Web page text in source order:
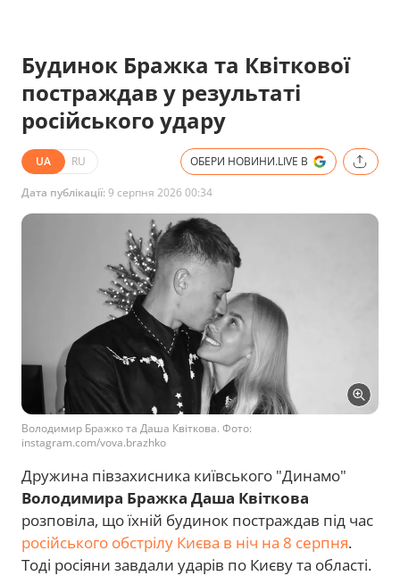
Будинок Бражка та Квіткової
постраждав у результаті
російського удару
UA RU ОБЕРИ НОВИНИ.LIVE В
Дата публікації:9 серпня 2026 00:34
Володимир Бражко та Даша Квіткова. Фото:
instagram.com/vova.brazhko
Дружина півзахисника київського "Динамо"
Володимира Бражка Даша Квіткова
розповіла, що їхній будинок постраждав під час
російського обстрілу Києва в ніч на 8 серпня.
Тоді росіяни завдали ударів по Києву та області.